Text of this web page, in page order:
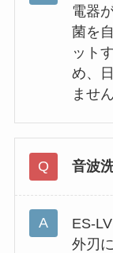
電器
菌を
ット
め、
ません
音波
ES-
外刃